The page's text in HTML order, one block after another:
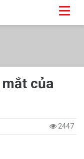
mắt của
2447